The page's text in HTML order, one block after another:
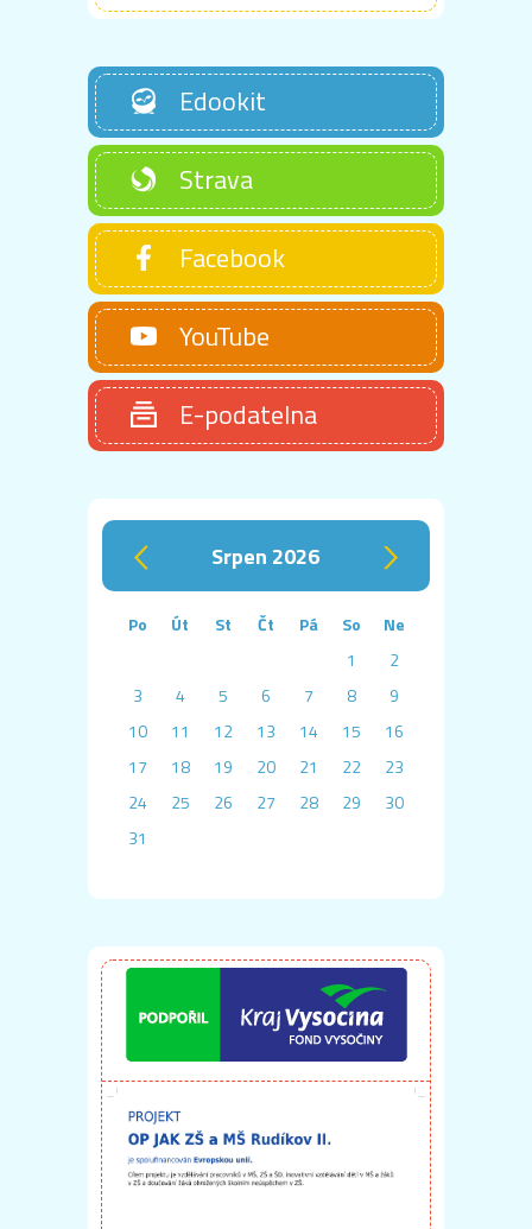
Edookit
Strava
Facebook
YouTube
E-podatelna
‹ srpen 2026 ›
Po Út St Čt Pá So
Ne
1
2
3
4 5 6 7 8
9
10
11 12 13 14 15
16
17
18 19 20 21 22
23
24
25 26 27 28 29
30
31